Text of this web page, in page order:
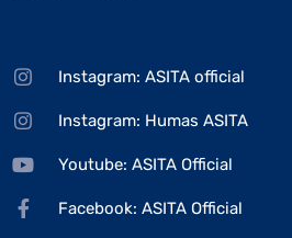
Instagram: ASITA official
Instagram: Humas ASITA
Youtube: ASITA Official
Facebook: ASITA Official